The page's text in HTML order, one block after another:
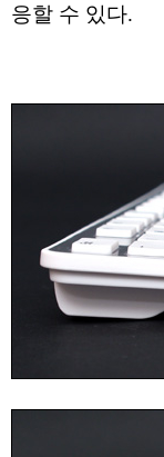
응할 수 있다.